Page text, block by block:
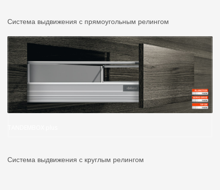
Система выдвижения с прямоугольным релингом
Система выдвижения с круглым релингом